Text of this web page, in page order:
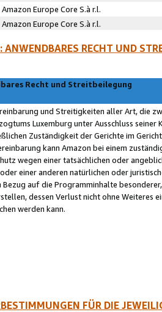
Amazon Europe Core S.à r.l.
Amazon Europe Core S.à r.l.
RECHT UND
Recht und Streitbeilegung
und Streitigkeiten aller Art, die
Luxemburg unter Ausschluss
Zuständigkeit der Gerichte im
kann Amazon bei einem
wegen einer tatsächlichen oder
einer anderen natürlichen oder
Bezug auf die Programminhalte
dessen Verlust nicht ohne Weiteres
werden kann.
FÜR DIE